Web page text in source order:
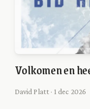
Volkomen en
David Platt · 1 dec 2026